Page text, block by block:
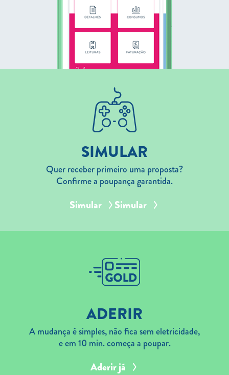
SIMULAR
Quer receber primeiro uma proposta?
Confirme a poupança garantida.
Simular Simular
ADERIR
A mudança é simples, não fica sem eletricidade,
e em 10 min. começa a poupar.
Aderir já